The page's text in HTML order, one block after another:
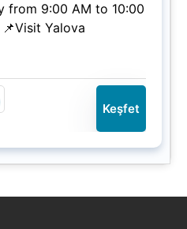
from 9:00 AM to 10:00
Yalova
Keşfet